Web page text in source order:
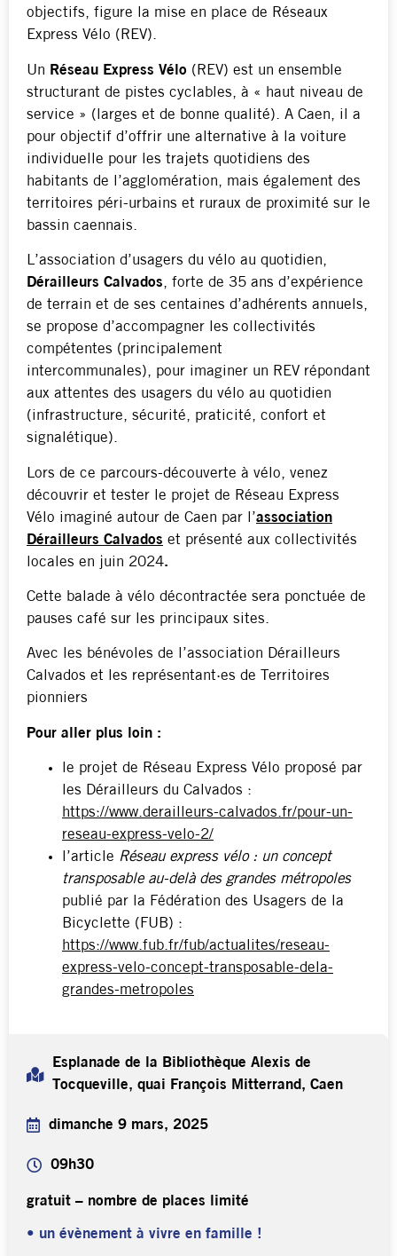
objectifs, figure la mise en place de Réseaux
Express Vélo (REV).
Un Réseau Express Vélo (REV) est un ensemble
structurant de pistes cyclables, à « haut niveau de
service » (larges et de bonne qualité). A Caen, il a
pour objectif d’offrir une alternative à la voiture
individuelle pour les trajets quotidiens des
habitants de l’agglomération, mais également des
territoires péri-urbains et ruraux de proximité sur le
bassin caennais.
L’association d’usagers du vélo au quotidien,
Dérailleurs Calvados, forte de 35 ans d’expérience
de terrain et de ses centaines d’adhérents annuels,
se propose d’accompagner les collectivités
compétentes (principalement
intercommunales), pour imaginer un REV répondant
aux attentes des usagers du vélo au quotidien
(infrastructure, sécurité, praticité, confort et
signalétique).
Lors de ce parcours-découverte à vélo, venez
découvrir et tester le projet de Réseau Express
Vélo imaginé autour de Caen par l’association
Dérailleurs Calvados et présenté aux collectivités
locales en juin 2024.
Cette balade à vélo décontractée sera ponctuée de
pauses café sur les principaux sites.
Avec les bénévoles de l’association Dérailleurs
Calvados et les représentant·es de Territoires
pionniers
Pour aller plus loin :
le projet de Réseau Express Vélo proposé par
les Dérailleurs du Calvados :
https://www.derailleurs-calvados.fr/pour-un-
reseau-express-velo-2/
l’article Réseau express vélo : un concept
transposable au-delà des grandes métropoles
publié par la Fédération des Usagers de la
Bicyclette (FUB) :
https://www.fub.fr/fub/actualites/reseau-
express-velo-concept-transposable-dela-
grandes-metropoles
Esplanade de la Bibliothèque Alexis de
Tocqueville, quai François Mitterrand, Caen
dimanche 9 mars, 2025
09h30
gratuit – nombre de places limité
• un évènement à vivre en famille !